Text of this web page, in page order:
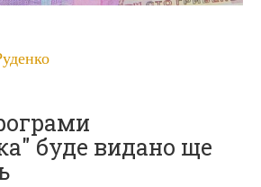
буде видано ще